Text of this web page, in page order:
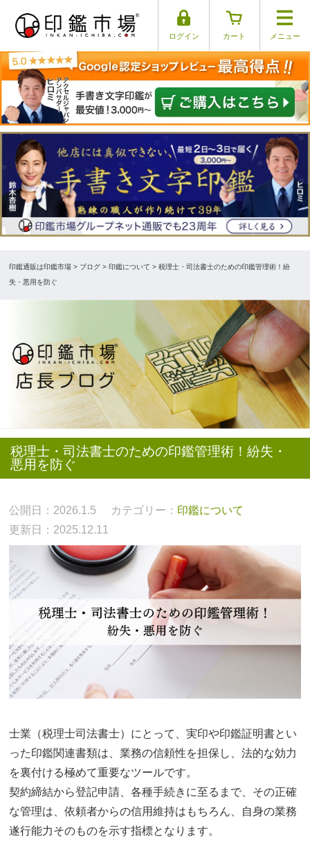
ログイン カート メニュー
印鑑通販は印鑑市場 > ブログ > 印鑑について > 税理士・司法書士のための印鑑管理術！紛
失・悪用を防ぐ
税理士・司法書士のための印鑑管理術！紛失・
悪用を防ぐ
公開日：2026.1.5 カテゴリー： 印鑑について
更新日：2025.12.11
士業（税理士司法書士）にとって、実印や印鑑証明書とい
った印鑑関連書類は、業務の信頼性を担保し、法的な効力
を裏付ける極めて重要なツールです。
契約締結から登記申請、各種手続きに至るまで、その正確
な管理は、依頼者からの信用維持はもちろん、自身の業務
遂行能力そのものを示す指標となります。